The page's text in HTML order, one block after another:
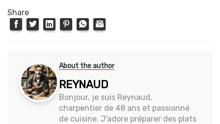
Share
About the author
REYNAUD
Bonjour, je suis Reynaud,
charpentier de 48 ans et passionné
de cuisine. J'adore préparer des plats